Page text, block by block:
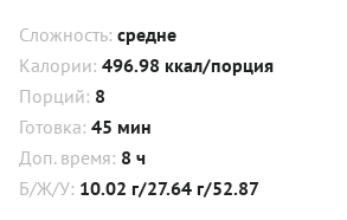
Сложность: средне
Калории: 496.98 ккал/порция
Порций: 8
Готовка: 45 мин
Доп. время: 8 ч
Б/Ж/У: 10.02 г/27.64 г/52.87